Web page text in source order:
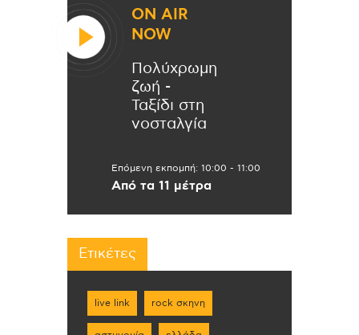
ON AIR
NOW
Πολύχρωμη
ζωή -
Ταξίδι στη
νοσταλγία
Επόμενη εκπομπή: 10:00 - 11:00
Από τα 11 μέτρα
Ετικέτες
live link rock σκηνη